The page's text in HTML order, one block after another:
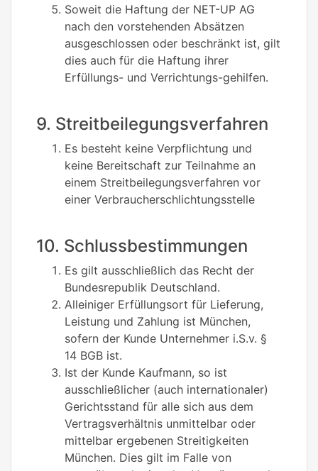
Soweit die Haftung der NET-UP AG
nach den vorstehenden Absätzen
ausgeschlossen oder beschränkt ist, gilt
dies auch für die Haftung ihrer
Erfüllungs- und Verrichtungs-gehilfen.
9. Streitbeilegungsverfahren
Es besteht keine Verpflichtung und
keine Bereitschaft zur Teilnahme an
einem Streitbeilegungsverfahren vor
einer Verbraucherschlichtungsstelle
10. Schlussbestimmungen
Es gilt ausschließlich das Recht der
Bundesrepublik Deutschland.
Alleiniger Erfüllungsort für Lieferung,
Leistung und Zahlung ist München,
sofern der Kunde Unternehmer i.S.v. §
14 BGB ist.
Ist der Kunde Kaufmann, so ist
ausschließlicher (auch internationaler)
Gerichtsstand für alle sich aus dem
Vertragsverhältnis unmittelbar oder
mittelbar ergebenen Streitigkeiten
München. Dies gilt im Falle von